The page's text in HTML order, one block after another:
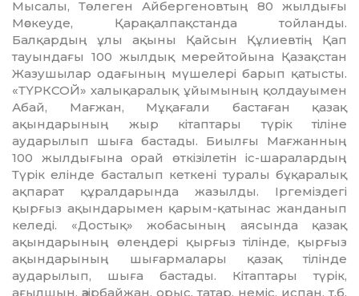
Мысалы, Төлеген Айбер­генов­тың 80 жылдығы
Мәскеуде, Қарақалпақстанда тойланды.
Балқардың ұлы ақыны Қайсын Құлиевтің Қап
тауындағы 100 жылдық мерейтойына Қазақстан
Жазушылар одағының мүшелері барып қатысты.
«ТҮРКСОЙ» ха­лықаралық ұйымының қол­дауы­мен
Абай, Мағжан, Мұқағали бастаған қазақ
ақындарының жыр кітаптары түрік тіліне
аударылып шыға бастады. Биылғы Мағжанның
100 жылдығына орай өткізілетін іс-шаралардың
Түрік елінде басталып кеткені туралы бұқаралық
ақпарат құ­рал­дарында жазылды. Іргеміздегі
қырғыз ақындарымен қарым-қатынас жанданып
келеді. «Достық» жобасының аясында қазақ
ақындарының өлеңдері қырғыз тілінде, қырғыз
ақын­дарының шығармалары қазақ тілінде
аударылып, шыға бастады. Кітаптары түрік,
ағылшын, әзір­байжан, орыс, татар, неміс, испан, т.б.